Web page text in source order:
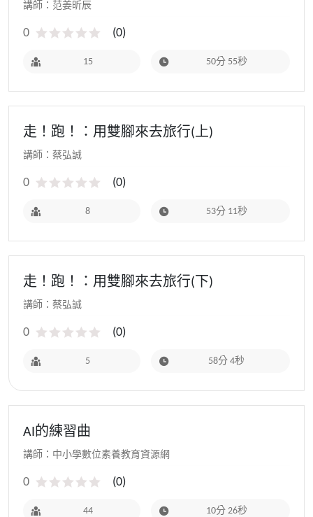
講師：范姜昕辰
0 (0)
15 50分 55秒
走！跑！：用雙腳來去旅行(上)
講師：蔡弘誠
0 (0)
8 53分 11秒
走！跑！：用雙腳來去旅行(下)
講師：蔡弘誠
0 (0)
5 58分 4秒
AI的練習曲
講師：中小學數位素養教育資源網
0 (0)
44 10分 26秒